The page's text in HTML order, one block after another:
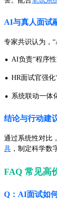
AI与真人面
专家共识认为，
· AI负责“程序
· HR面试官强
· 系统联动一体
结论与行动建
通过系统性对比，
具 ，制定科学数
FAQ 常见高
Q：AI面试如